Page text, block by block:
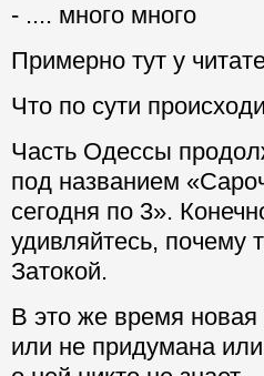
- .... много много
Примерно тут у
Что по сути
Часть Одессы
под названием
сегодня по 3».
удивляйтесь, почему
Затокой.
В это же время новая
или не придумана